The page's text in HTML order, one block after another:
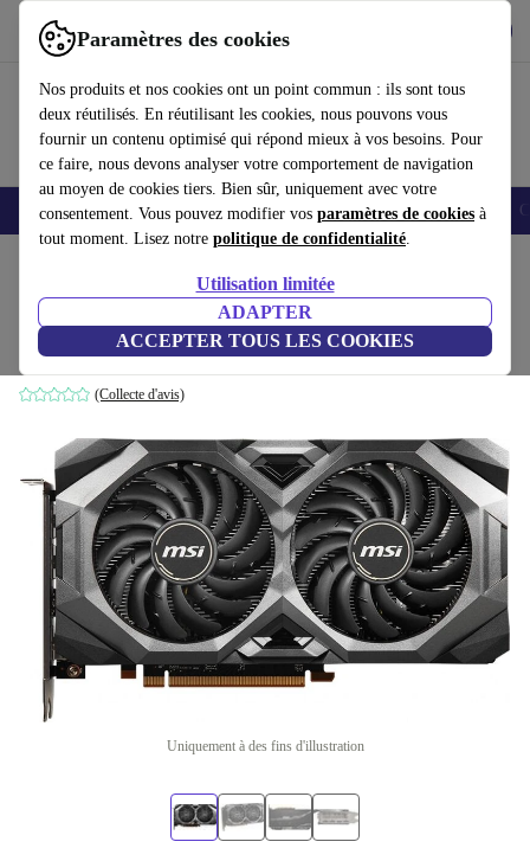
Paramètres des cookies
Nos produits et nos cookies ont un point commun : ils sont tous
deux réutilisés. En réutilisant les cookies, nous pouvons vous
fournir un contenu optimisé qui répond mieux à vos besoins. Pour
ce faire, nous devons analyser votre comportement de navigation
au moyen de cookies tiers. Bien sûr, uniquement avec votre
consentement. Vous pouvez modifier vos paramètres de cookies à
tout moment. Lisez notre politique de confidentialité.
Utilisation limitée
ADAPTER
ACCEPTER TOUS LES COOKIES
Utilisez refurbed rapidement et facilement
Smartphones Laptops Tablettes Montres connectées Accessoires
MSI Radeon RX 5600 XT Mech OC
6 GB GDDR6
(Collecte d'avis)
Uniquement à des fins d'illustration